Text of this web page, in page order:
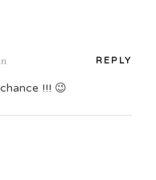
REPLY
!!! 😉